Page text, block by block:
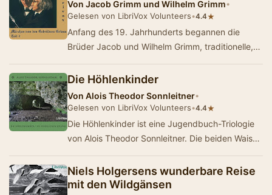
Von Jacob Grimm und Wilhelm Grimm•
Gelesen von LibriVox Volunteers•4.4★
Anfang des 19. Jahrhunderts begannen die
Brüder Jacob und Wilhelm Grimm, traditionelle,
Die Höhlenkinder
Von Alois Theodor Sonnleitner•
Gelesen von LibriVox Volunteers•4.4★
Die Höhlenkinder ist eine Jugendbuch-Triologie
von Alois Theodor Sonnleitner. Die beiden Waisen
Niels Holgersens wunderbare Reise
mit den Wildgänsen